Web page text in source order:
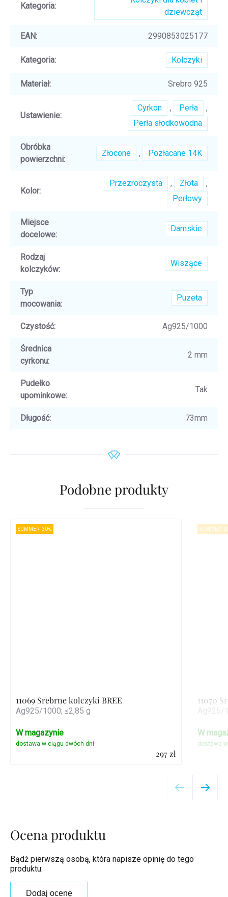
Kategoria:
dziewcząt
EAN: 2990853025177
Kategoria: Kolczyki
Materiał: Srebro 925
Ustawienie:
Cyrkon , Perła
,
Perła słodkowodna
Obróbka
powierzchni:
Złocone , Pozłacane 14K
Kolor:
Przezroczysta , Złota
,
Perłowy
Miejsce
docelowe:
Damskie
Rodzaj
kolczyków:
Wiszące
Typ
mocowania:
Puzeta
Czystość: Ag925/1000
Średnica
cyrkonu:
2 mm
Pudełko
upominkowe:
Tak
Długość: 73mm
Podobne produkty
SUMMER -30%
11069 Srebrne kolczyki BREE
Ag925/1000; ≤2,85 g
297 zł
W magazynie
SUMMER -
11070
W
Ocena produktu
Bądź pierwszą osobą, która napisze opinię do tego
produktu.
Dodaj ocenę